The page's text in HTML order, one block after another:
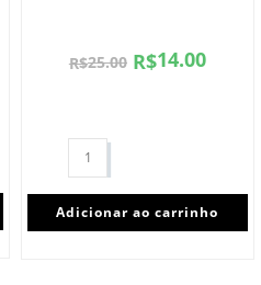
R$25.00 R$14.00
Adicionar ao carrinho